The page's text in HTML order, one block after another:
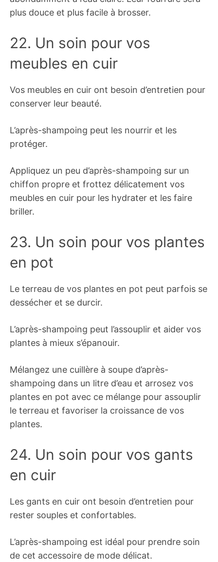
plus douce et plus facile à brosser.
22. Un soin pour vos
meubles en cuir
Vos meubles en cuir ont besoin d’entretien pour
conserver leur beauté.
L’après-shampoing peut les nourrir et les
protéger.
Appliquez un peu d’après-shampoing sur un
chiffon propre et frottez délicatement vos
meubles en cuir pour les hydrater et les faire
briller.
23. Un soin pour vos plantes
en pot
Le terreau de vos plantes en pot peut parfois se
dessécher et se durcir.
L’après-shampoing peut l’assouplir et aider vos
plantes à mieux s’épanouir.
Mélangez une cuillère à soupe d’après-
shampoing dans un litre d’eau et arrosez vos
plantes en pot avec ce mélange pour assouplir
le terreau et favoriser la croissance de vos
plantes.
24. Un soin pour vos gants
en cuir
Les gants en cuir ont besoin d’entretien pour
rester souples et confortables.
L’après-shampoing est idéal pour prendre soin
de cet accessoire de mode délicat.